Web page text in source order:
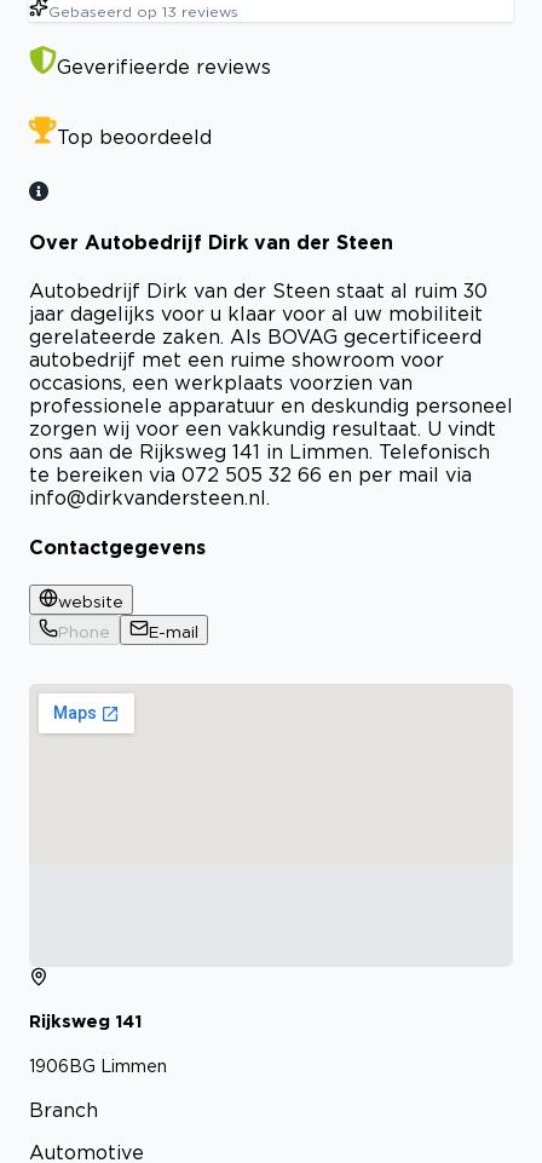
Gebaseerd op 13 reviews
Geverifieerde reviews
Top beoordeeld
Over Autobedrijf Dirk van der Steen
Autobedrijf Dirk van der Steen staat al ruim 30
jaar dagelijks voor u klaar voor al uw mobiliteit
gerelateerde zaken. Als BOVAG gecertificeerd
autobedrijf met een ruime showroom voor
occasions, een werkplaats voorzien van
professionele apparatuur en deskundig personeel
zorgen wij voor een vakkundig resultaat. U vindt
ons aan de Rijksweg 141 in Limmen. Telefonisch
te bereiken via 072 505 32 66 en per mail via
info@dirkvandersteen.nl.
Contactgegevens
website
Phone
E-mail
Rijksweg 141
1906BG Limmen
Branch
Automotive